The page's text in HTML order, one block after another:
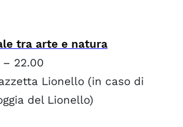
tra arte e natura
– 22.00
Lionello (in caso di
del Lionello)